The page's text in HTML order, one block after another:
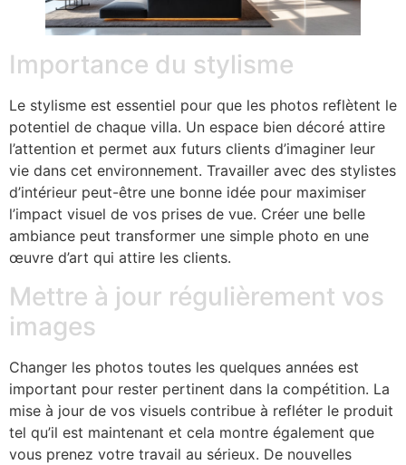
Importance du stylisme
Le stylisme est essentiel pour que les photos reflètent le
potentiel de chaque villa. Un espace bien décoré attire
l’attention et permet aux futurs clients d’imaginer leur
vie dans cet environnement. Travailler avec des stylistes
d’intérieur peut-être une bonne idée pour maximiser
l’impact visuel de vos prises de vue. Créer une belle
ambiance peut transformer une simple photo en une
œuvre d’art qui attire les clients.
Mettre à jour régulièrement vos
images
Changer les photos toutes les quelques années est
important pour rester pertinent dans la compétition. La
mise à jour de vos visuels contribue à refléter le produit
tel qu’il est maintenant et cela montre également que
vous prenez votre travail au sérieux. De nouvelles